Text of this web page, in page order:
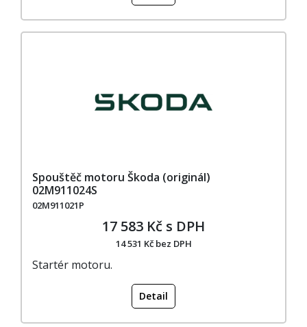
Spouštěč motoru Škoda (originál)
02M911024S
02M911021P
17 583 Kč s DPH
14 531 Kč bez DPH
Startér motoru.
Detail